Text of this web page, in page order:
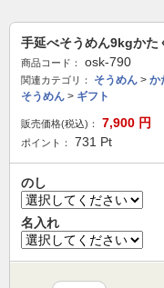
手延べそうめん9kgかた
商品コード： osk-790
関連カテゴリ： そうめん > か
そうめん > ギフト
販売価格(税込)： 7,900 円
ポイント： 731 Pt
のし
名入れ